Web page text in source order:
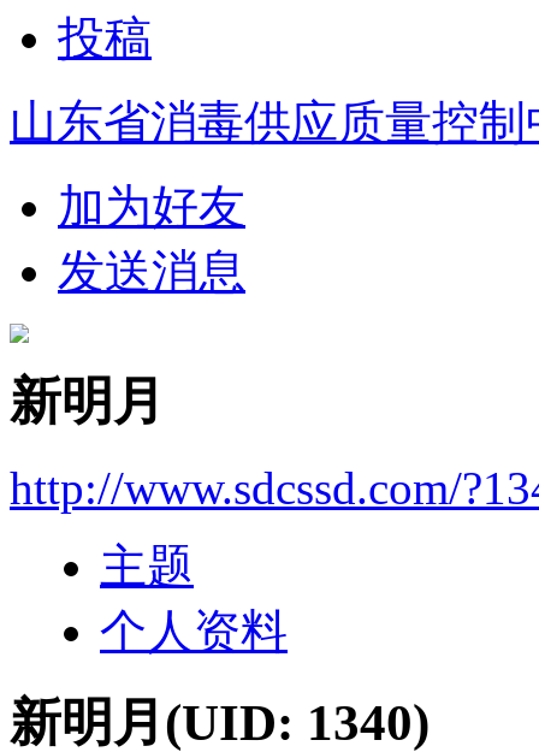
投稿
山东省消毒供应质量控制
加为好友
发送消息
新明月
http://www.sdcssd.com/
主题
个人资料
新明月 (UID: 1340)